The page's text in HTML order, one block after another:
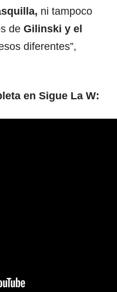
ni tampoco
de Gilinski y el
diferentes”,
en Sigue La W: